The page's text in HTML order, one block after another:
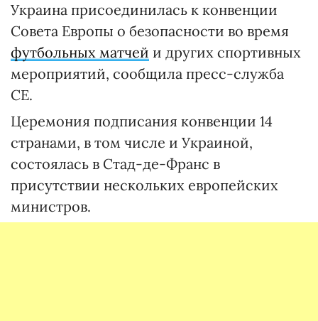
Украина присоединилась к конвенции
Совета Европы о безопасности во время
футбольных матчей и других спортивных
мероприятий, сообщила пресс-служба
СЕ.
Церемония подписания конвенции 14
странами, в том числе и Украиной,
состоялась в Стад-де-Франс в
присутствии нескольких европейских
министров.